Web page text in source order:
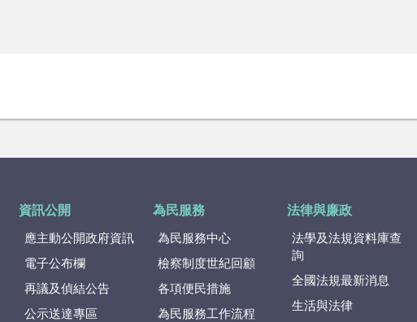
資訊公開
應主動公開政府資訊
電子公布欄
再議及偵結公告
公示送達專區
為民服務
為民服務中心
檢察制度世紀回顧
各項便民措施
為民服務工作流程
法律與廉政
法學及法規資料庫查
詢
全國法規最新消息
生活與法律